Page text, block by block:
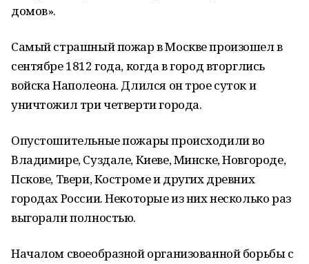
домов».
Самый страшный пожар в Москве произошел в
сентябре 1812 года, когда в город вторглись
войска Наполеона. Длился он трое суток и
уничтожил три четверти города.
Опустошительные пожары происходили во
Владимире, Суздале, Киеве, Минске, Новгороде,
Пскове, Твери, Костроме и других древних
городах России. Некоторые из них несколько раз
выгорали полностью.
Началом своеобразной организованной борьбы с